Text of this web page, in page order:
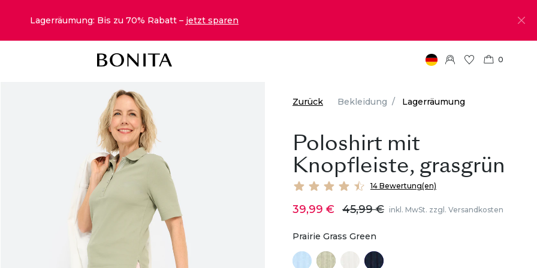
Lagerräumung: Bis zu 70% Rabatt – jetzt sparen
0
Zurück Bekleidung Lagerräumung
Poloshirt mit
Knopfleiste, grasgrün
14 Bewertung(en)
39,99 € 45,99 € inkl. MwSt. zzgl. Versandkosten
Prairie Grass Green